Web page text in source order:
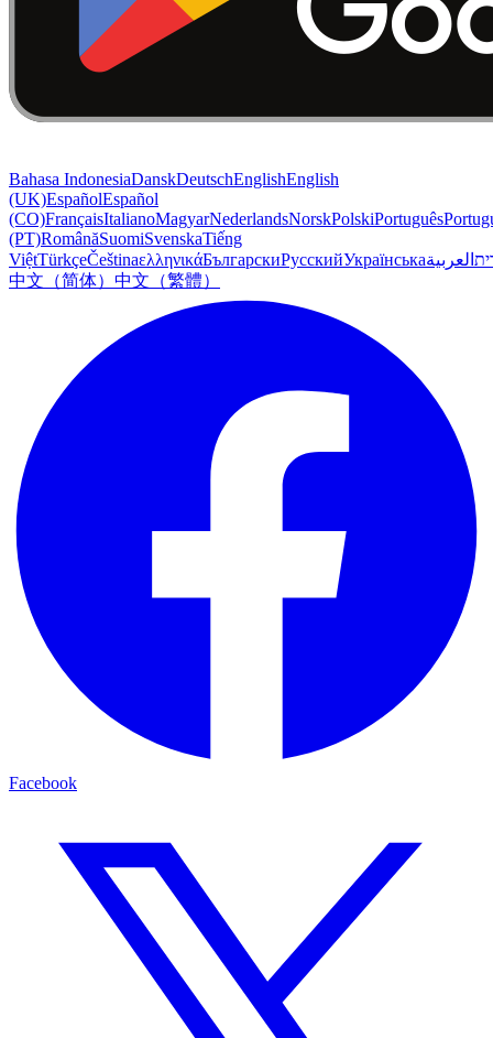
Bahasa IndonesiaDanskDeutschEnglishEnglish
(UK)EspañolEspañol
(CO)FrançaisItalianoMagyarNederlandsNorskPolskiPortuguês
(PT)RomânăSuomiSvenskaTiếng
ViệtTürkçeČeštinaελληνικάБългарскиРусскийУкраїнськаالعربية
中文（简体） 中文（繁體）
Facebook